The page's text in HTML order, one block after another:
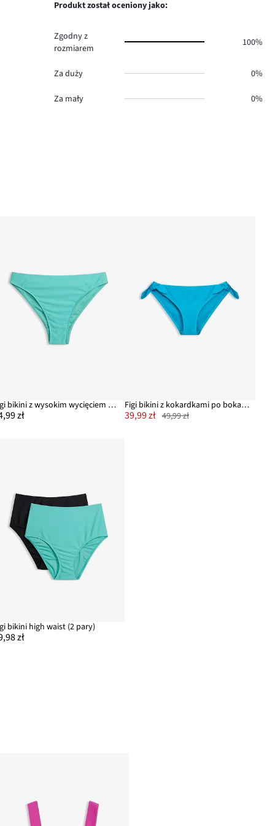
głosów
Produkt został oceniony jako:
Zgodny z
rozmiarem
100%
Za duży 0%
Za mały 0%
Figi bikini z wysokim wycięciem nogawek
zł
Figi bikini z kokardkami po bokach
39,99 zł 49,99 zł
bikini high waist (2 pary)
zł